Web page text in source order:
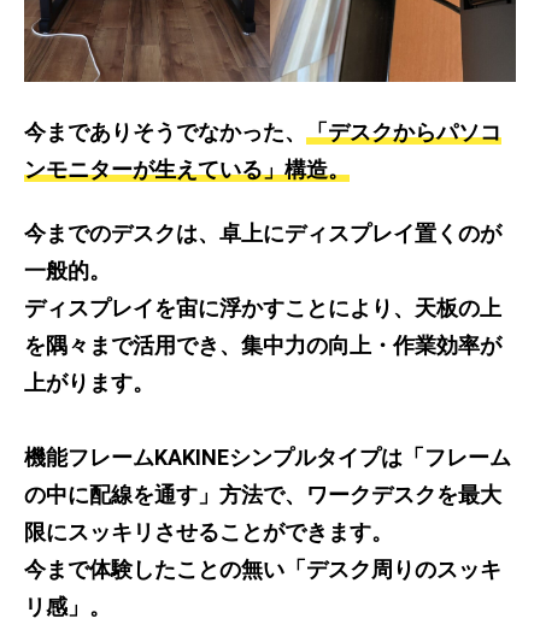
今までありそうでなかった、 「デスクからパソコ
ンモニターが生えている」構造。
今までのデスクは、卓上にディスプレイ置くのが
一般的。
ディスプレイを宙に浮かすことにより、天板の上
を隅々まで活用でき、集中力の向上・作業効率が
上がります。
機能フレームKAKINEシンプルタイプは「フレーム
の中に配線を通す」方法で、ワークデスクを最大
限にスッキリさせることができます。
今まで体験したことの無い「デスク周りのスッキ
リ感」。